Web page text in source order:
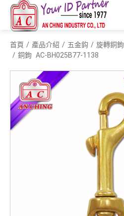
首頁 產品介紹 五金鈎
旋轉銅鉤
銅鉤 AC-BH025B77-1138
產品介紹